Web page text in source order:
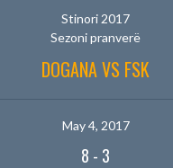
Stinori 2017
Sezoni pranverë
DOGANA VS FSK
May 4, 2017
8 - 3